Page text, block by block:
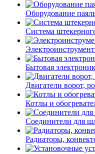
Оборудование
Система
Бытовая
Двигатели ворот,
Котлы и
Соединители для
Радиаторы,